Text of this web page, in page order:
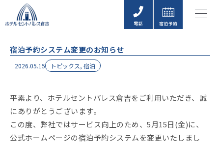
を
宿泊予約システム変更のお知らせ
2026.05.15 トピックス, 宿泊
平素より、ホテルセントパレス倉吉をご利用いただき、誠
にありがとうございます。
この度、弊社ではサービス向上のため、5月15日(金)に、
公式ホームページの宿泊予約システムを変更いたしまし